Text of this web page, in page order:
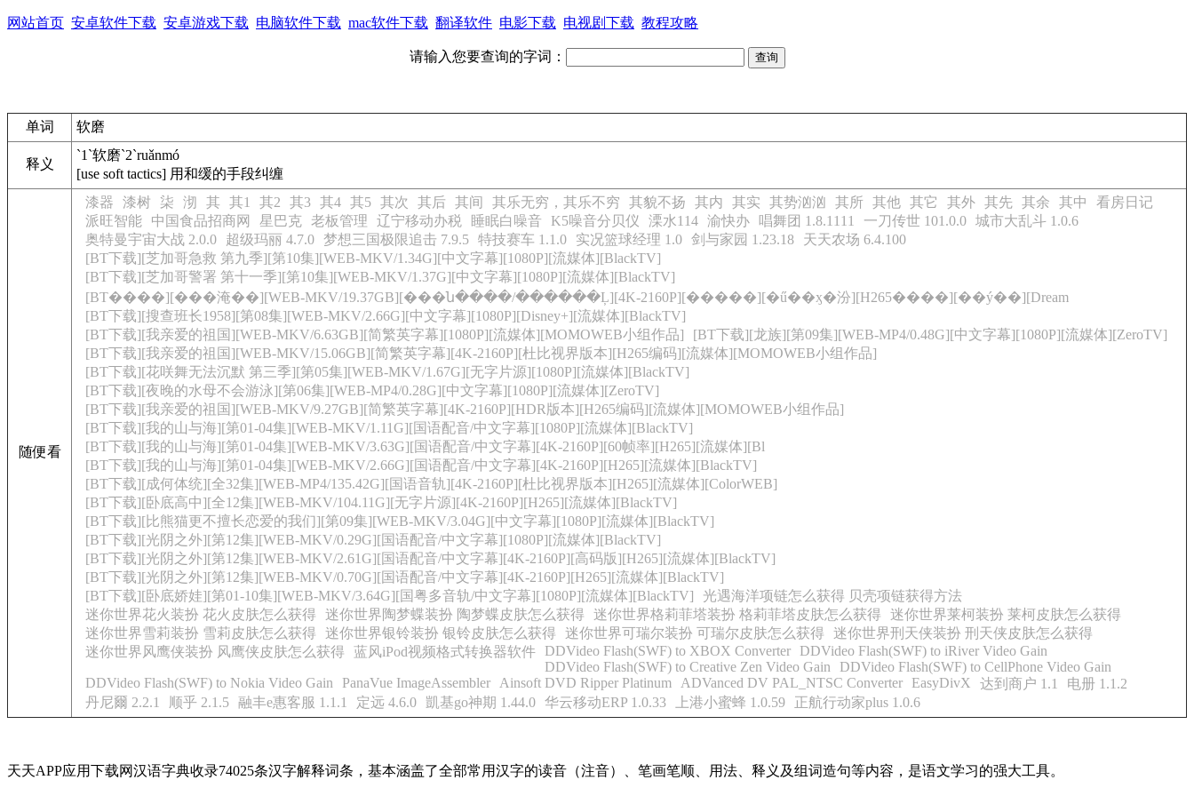
网站首页 安卓软件下载 安卓游戏下载 电脑软件下载 mac软件下载 翻译软件 电影下载 电视剧下载 教程攻略
请输入您要查询的字词：
单词 软磨
释义
`1`软磨`2`ruǎnmó
[use soft tactics] 用和缓的手段纠缠
随便看
漆器 漆树 柒 沏 其 其1 其2 其3 其4 其5 其次 其后 其间 其乐无穷，其乐不穷 其貌不扬 其内 其实 其势汹汹 其所 其他 其它 其外 其先 其余 其中
看房日记
派旺智能
中国食品招商网 星巴克 老板管理 辽宁移动办税 睡眠白噪音 K5噪音分贝仪 溧水114 渝快办 唱舞团 1.8.1111 一刀传世 101.0.0 城市大乱斗 1.0.6
奥特曼宇宙大战 2.0.0
超级玛丽 4.7.0 梦想三国极限追击 7.9.5 特技赛车 1.1.0 实况篮球经理 1.0 剑与家园 1.23.18
天天农场 6.4.100
[BT下载][芝加哥急救 第九季][第10集][WEB-MKV/1.34G][中文字幕][1080P][流媒体][BlackTV]
[BT下载][芝加哥警署 第十一季][第10集][WEB-MKV/1.37G][中文字幕][1080P][流媒体][BlackTV]
[BT����][���淹��][WEB-MKV/19.37GB][���ն����/������Ļ][4K-2160P][�����][�ű��ӽ�汾][H265����][��ý��][Dream
[BT下载][搜查班长1958][第08集][WEB-MKV/2.66G][中文字幕][1080P][Disney+][流媒体][BlackTV]
[BT下载][我亲爱的祖国][WEB-MKV/6.63GB][简繁英字幕][1080P][流媒体][MOMOWEB小组作品]
[BT下载][龙族][第09集][WEB-MP4/0.48G][中文字幕][1080P][流媒体][ZeroTV]
[BT下载][我亲爱的祖国][WEB-MKV/15.06GB][简繁英字幕][4K-2160P][杜比视界版本][H265编码][流媒体][MOMOWEB小组作品]
[BT下载][花咲舞无法沉默 第三季][第05集][WEB-MKV/1.67G][无字片源][1080P][流媒体][BlackTV]
[BT下载][夜晚的水母不会游泳][第06集][WEB-MP4/0.28G][中文字幕][1080P][流媒体][ZeroTV]
[BT下载][我亲爱的祖国][WEB-MKV/9.27GB][简繁英字幕][4K-2160P][HDR版本][H265编码][流媒体][MOMOWEB小组作品]
[BT下载][我的山与海][第01-04集][WEB-MKV/1.11G][国语配音/中文字幕][1080P][流媒体][BlackTV]
[BT下载][我的山与海][第01-04集][WEB-MKV/3.63G][国语配音/中文字幕][4K-2160P][60帧率][H265][流媒体][Bl
[BT下载][我的山与海][第01-04集][WEB-MKV/2.66G][国语配音/中文字幕][4K-2160P][H265][流媒体][BlackTV]
[BT下载][成何体统][全32集][WEB-MP4/135.42G][国语音轨][4K-2160P][杜比视界版本][H265][流媒体][ColorWEB]
[BT下载][卧底高中][全12集][WEB-MKV/104.11G][无字片源][4K-2160P][H265][流媒体][BlackTV]
[BT下载][比熊猫更不擅长恋爱的我们][第09集][WEB-MKV/3.04G][中文字幕][1080P][流媒体][BlackTV]
[BT下载][光阴之外][第12集][WEB-MKV/0.29G][国语配音/中文字幕][1080P][流媒体][BlackTV]
[BT下载][光阴之外][第12集][WEB-MKV/2.61G][国语配音/中文字幕][4K-2160P][高码版][H265][流媒体][BlackTV]
[BT下载][光阴之外][第12集][WEB-MKV/0.70G][国语配音/中文字幕][4K-2160P][H265][流媒体][BlackTV]
[BT下载][卧底娇娃][第01-10集][WEB-MKV/3.64G][国粤多音轨/中文字幕][1080P][流媒体][BlackTV]
光遇海洋项链怎么获得 贝壳项链获得方法
迷你世界花火装扮 花火皮肤怎么获得
迷你世界陶梦蝶装扮 陶梦蝶皮肤怎么获得 迷你世界格莉菲塔装扮 格莉菲塔皮肤怎么获得
迷你世界莱柯装扮 莱柯皮肤怎么获得
迷你世界雪莉装扮 雪莉皮肤怎么获得
迷你世界银铃装扮 银铃皮肤怎么获得 迷你世界可瑞尔装扮 可瑞尔皮肤怎么获得
迷你世界刑天侠装扮 刑天侠皮肤怎么获得
迷你世界风鹰侠装扮 风鹰侠皮肤怎么获得
蓝风iPod视频格式转换器软件 DDVideo Flash(SWF) to XBOX Converter
DDVideo Flash(SWF) to iRiver Video Gain
DDVideo Flash(SWF) to Creative Zen Video Gain
DDVideo Flash(SWF) to CellPhone Video Gain
DDVideo Flash(SWF) to Nokia Video Gain
PanaVue ImageAssembler Ainsoft DVD Ripper Platinum ADVanced DV PAL_NTSC Converter EasyDivX 达到商户 1.1
电册 1.1.2
丹尼爾 2.2.1
顺乎 2.1.5 融丰e惠客服 1.1.1 定远 4.6.0 凱基go神期 1.44.0 华云移动ERP 1.0.33 上港小蜜蜂 1.0.59 正航行动家plus 1.0.6
天天APP应用下载网汉语字典收录74025条汉字解释词条，基本涵盖了全部常用汉字的读音（注音）、笔画笔顺、用法、释义及组词造句等内容，是语文学习的强大工具。